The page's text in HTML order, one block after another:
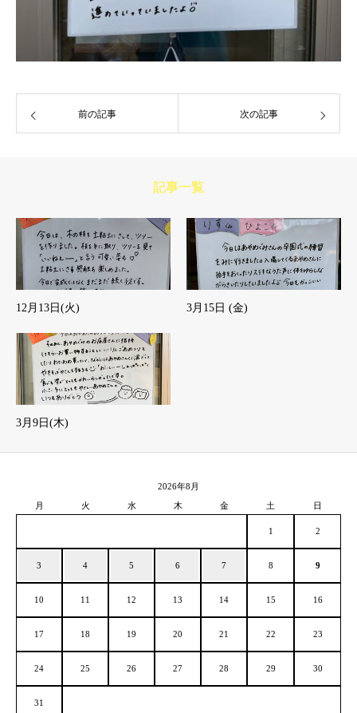
前の記事 次の記事
記事一覧
12月13日(火) 3月15日 (金)
3月9日(木)
2026年8月
月
火 水 木 金 土 日
1 2
3 4 5 6 7 8 9
10 11 12 13 14 15 16
17 18 19 20 21 22 23
24 25 26 27 28 29 30
31